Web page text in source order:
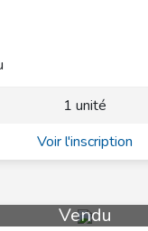
1 unité
Voir l'inscription
Vendu